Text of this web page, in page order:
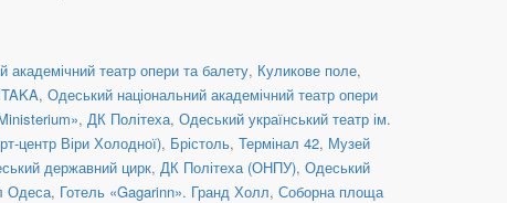
театр опери та балету, Куликове поле,
, Одеський національний академічний театр опери
, ДК Політеха, Одеський український театр ім.
центр Віри Холодної), Брістоль, Термінал 42, Музей
державний цирк, ДК Політеха (ОНПУ), Одеський
Одеса, Готель «Gagarinn». Гранд Холл, Соборна площа